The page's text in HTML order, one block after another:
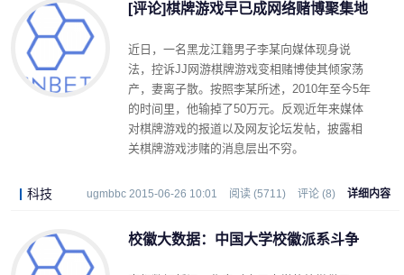
[评论]棋牌游戏早已成网络赌博聚集地
近日，一名黑龙江籍男子李某向媒体现身说
法，控诉JJ网游棋牌游戏变相赌博使其倾家荡
产，妻离子散。按照李某所述，2010年至今5年
的时间里，他输掉了50万元。反观近年来媒体
对棋牌游戏的报道以及网友论坛发帖，披露相
关棋牌游戏涉赌的消息层出不穷。
科技 ugmbbc 2015-06-26 10:01 阅读 (5711) 评论 (8) 详细内容
校徽大数据：中国大学校徽派系斗争